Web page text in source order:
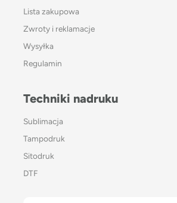
Lista zakupowa
Zwroty i reklamacje
Wysyłka
Regulamin
Techniki nadruku
Sublimacja
Tampodruk
Sitodruk
DTF